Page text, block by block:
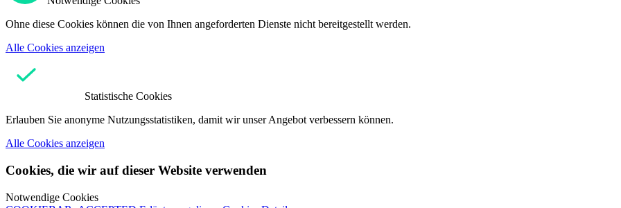
Ohne diese Cookies können die von Ihnen angeforderten Dienste nicht bereitgestellt werden.
Alle Cookies anzeigen
Statistische Cookies
Erlauben Sie anonyme Nutzungsstatistiken, damit wir unser Angebot verbessern können.
Alle Cookies anzeigen
Cookies, die wir auf dieser Website verwenden
Notwendige Cookies